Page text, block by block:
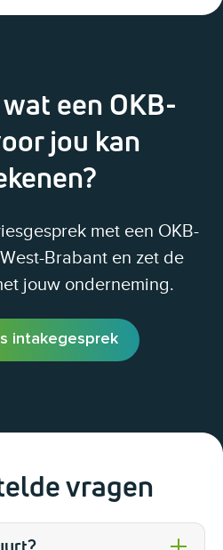
een OKB-
jou kan
met een OKB-
Brabant en zet de
jouw onderneming.
intakegesprek
vragen